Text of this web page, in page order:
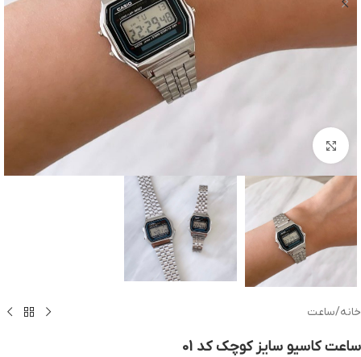
بزرگنمایی تصویر
خانه/ساعت
ساعت کاسیو سایز کوچک کد 01